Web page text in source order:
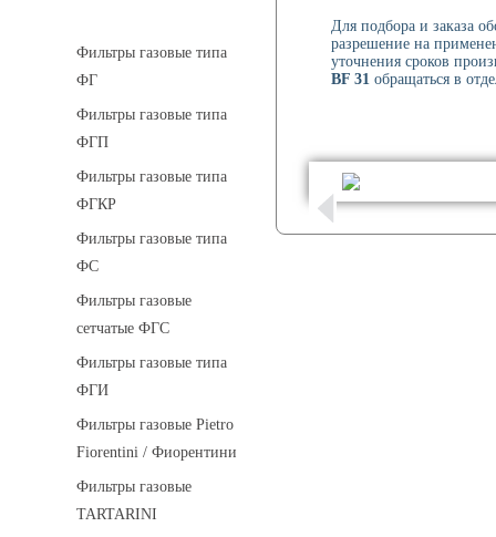
Фильтры газовые типа
ФГ
Фильтры газовые типа
ФГП
Фильтры газовые типа
ФГКР
Фильтры газовые типа
ФС
Фильтры газовые
сетчатые ФГС
Фильтры газовые типа
ФГИ
Фильтры газовые Pietro
Fiorentini / Фиорентини
Фильтры газовые
TARTARINI
Для подбора и заказа
разрешение на
уточнения сроков
BF 31 обращаться в